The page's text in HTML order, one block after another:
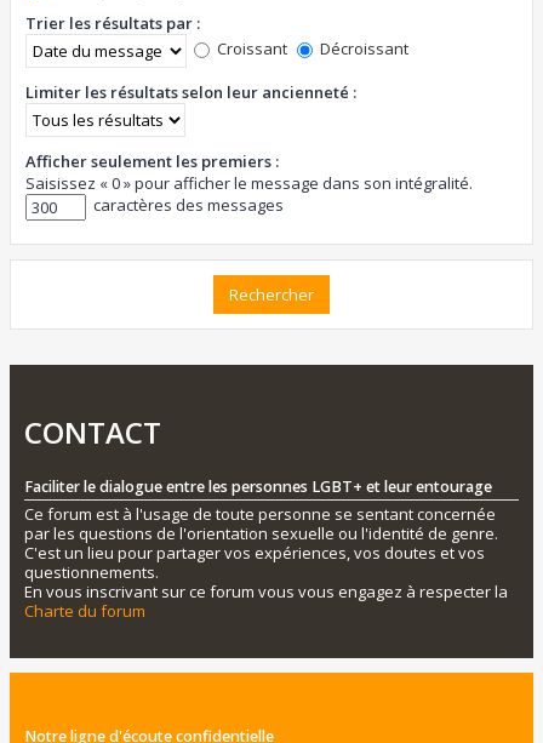
Trier les résultats par :
Croissant
Décroissant
Limiter les résultats selon leur ancienneté :
Afficher seulement les premiers :
Saisissez « 0 » pour afficher le message dans son intégralité.
caractères des messages
CONTACT
Faciliter le dialogue entre les personnes LGBT+ et leur entourage
Ce forum est à l'usage de toute personne se sentant concernée
par les questions de l'orientation sexuelle ou l'identité de genre.
C'est un lieu pour partager vos expériences, vos doutes et vos
questionnements.
En vous inscrivant sur ce forum vous vous engagez à respecter la
Charte du forum
Notre ligne d'écoute confidentielle